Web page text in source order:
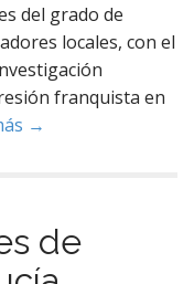
del grado de
locales, con el
franquista en
→
de